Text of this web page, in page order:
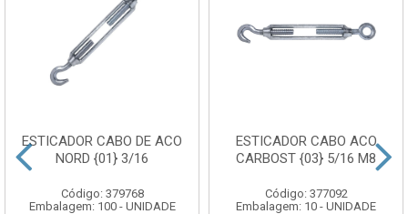
ESTICADOR CABO DE ACO
NORD {01} 3/16
Código: 379768
Embalagem: 100 - UNIDADE
ESTICADOR CABO ACO
CARBOST {03} 5/16 M8
Código: 377092
Embalagem: 10 - UNIDADE